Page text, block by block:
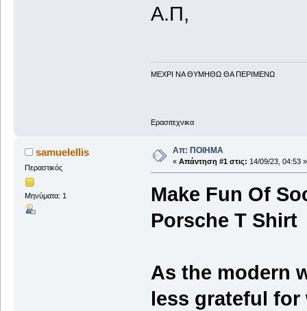
Α.Π,
ΜΕΧΡΙ ΝΑ ΘΥΜHΘΩ ΘΑ ΠΕΡΙΜΕΝΩ
Ερασιτεχνικα
samuelellis
Περαστικός
Μηνύματα: 1
Απ: ΠΟΙΗΜΑ
« Απάντηση #1 στις: 14/09/23, 04:53 »
Make Fun Of
Porsche T Shirt
As the modern
less grateful for